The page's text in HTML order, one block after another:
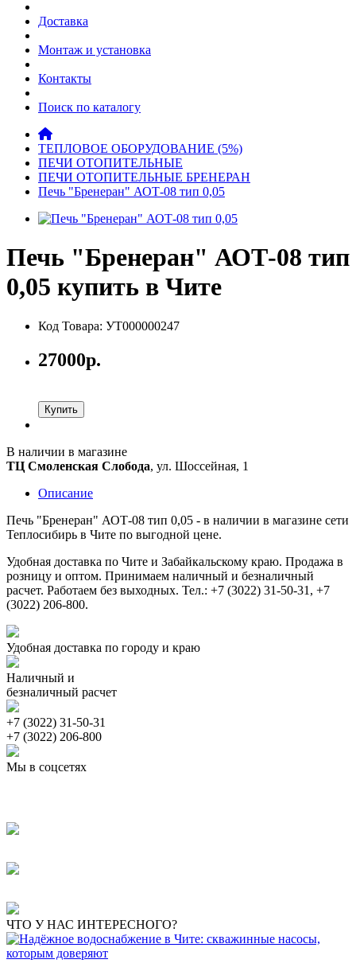
Доставка
Монтаж и установка
Контакты
Поиск по каталогу
ТЕПЛОВОЕ ОБОРУДОВАНИЕ (5%)
ПЕЧИ ОТОПИТЕЛЬНЫЕ
ПЕЧИ ОТОПИТЕЛЬНЫЕ БРЕНЕРАН
Печь "Бренеран" АОТ-08 тип 0,05
Печь "Бренеран" АОТ-08 тип
0,05 купить в Чите
Код Товара: УТ000000247
27000р.
Купить
В наличии в магазине
ТЦ Смоленская Слобода, ул. Шоссейная, 1
Описание
Печь "Бренеран" АОТ-08 тип 0,05 - в наличии в магазине сети
Теплосибирь в Чите по выгодной цене.
Удобная доставка по Чите и Забайкальскому краю. Продажа в
розницу и оптом. Принимаем наличный и безналичный
расчет. Работаем без выходных. Тел.: +7 (3022) 31-50-31, +7
(3022) 206-800.
Удобная доставка по городу и краю
Наличный и
безналичный расчет
+7 (3022) 31-50-31
+7 (3022) 206-800
Мы в соцсетях
ЧТО У НАС ИНТЕРЕСНОГО?